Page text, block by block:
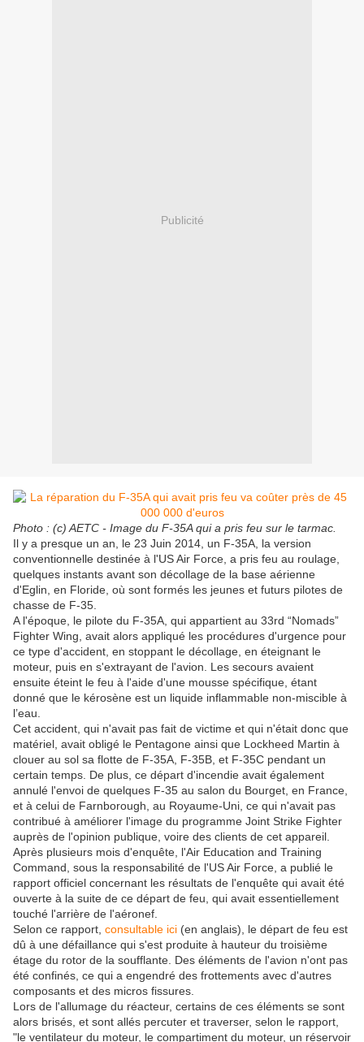
Publicité
Photo : (c) AETC - Image du F-35A qui a pris feu sur le tarmac.
Il y a presque un an, le 23 Juin 2014, un F-35A, la version
conventionnelle destinée à l'US Air Force, a pris feu au roulage,
quelques instants avant son décollage de la base aérienne
d'Eglin, en Floride, où sont formés les jeunes et futurs pilotes de
chasse de F-35.
A l'époque, le pilote du F-35A, qui appartient au 33rd “Nomads”
Fighter Wing, avait alors appliqué les procédures d'urgence pour
ce type d'accident, en stoppant le décollage, en éteignant le
moteur, puis en s'extrayant de l'avion. Les secours avaient
ensuite éteint le feu à l'aide d'une mousse spécifique, étant
donné que le kérosène est un liquide inflammable non-miscible à
l’eau.
Cet accident, qui n'avait pas fait de victime et qui n'était donc que
matériel, avait obligé le Pentagone ainsi que Lockheed Martin à
clouer au sol sa flotte de F-35A, F-35B, et F-35C pendant un
certain temps. De plus, ce départ d'incendie avait également
annulé l'envoi de quelques F-35 au salon du Bourget, en France,
et à celui de Farnborough, au Royaume-Uni, ce qui n'avait pas
contribué à améliorer l'image du programme Joint Strike Fighter
auprès de l'opinion publique, voire des clients de cet appareil.
Après plusieurs mois d'enquête, l'Air Education and Training
Command, sous la responsabilité de l'US Air Force, a publié le
rapport officiel concernant les résultats de l'enquête qui avait été
ouverte à la suite de ce départ de feu, qui avait essentiellement
touché l'arrière de l'aéronef.
Selon ce rapport, consultable ici (en anglais), le départ de feu est
dû à une défaillance qui s'est produite à hauteur du troisième
étage du rotor de la soufflante. Des éléments de l'avion n'ont pas
été confinés, ce qui a engendré des frottements avec d'autres
composants et des micros fissures.
Lors de l'allumage du réacteur, certains de ces éléments se sont
alors brisés, et sont allés percuter et traverser, selon le rapport,
"le ventilateur du moteur, le compartiment du moteur, un réservoir